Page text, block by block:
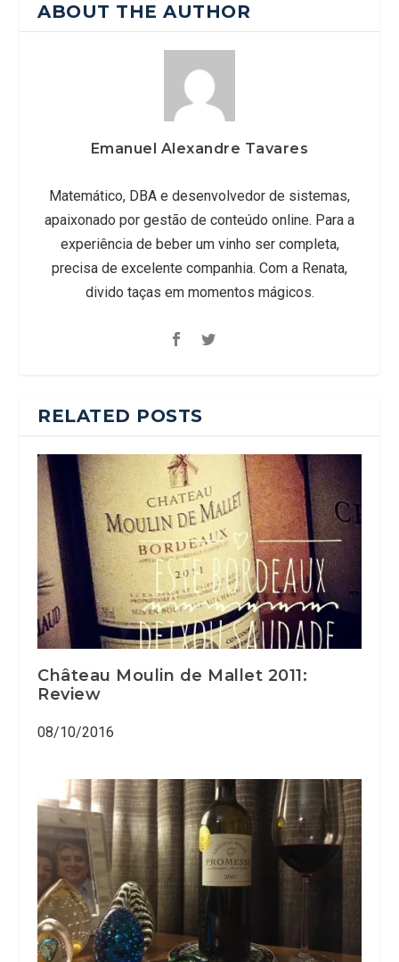
ABOUT THE AUTHOR
Emanuel Alexandre Tavares
Matemático, DBA e desenvolvedor de sistemas,
apaixonado por gestão de conteúdo online. Para a
experiência de beber um vinho ser completa,
precisa de excelente companhia. Com a Renata,
divido taças em momentos mágicos.
RELATED POSTS
Château Moulin de Mallet 2011:
Review
08/10/2016